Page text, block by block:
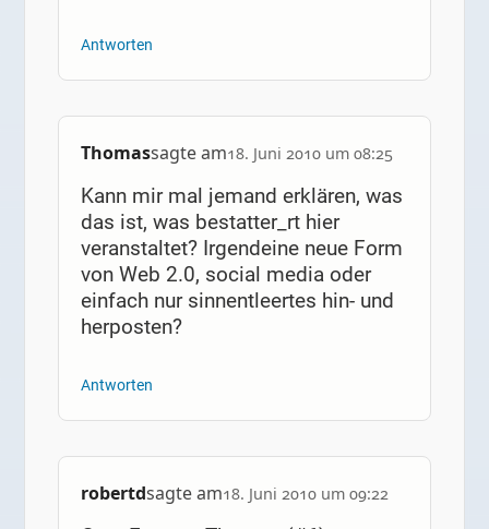
Antworten
Thomassagte am18. Juni 2010 um 08:25
Kann mir mal jemand erklären, was
das ist, was bestatter_rt hier
veranstaltet? Irgendeine neue Form
von Web 2.0, social media oder
einfach nur sinnentleertes hin- und
herposten?
Antworten
robertdsagte am18. Juni 2010 um 09:22